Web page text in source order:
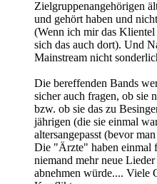
Zielgruppenangehörigen
und gehört haben und
(Wenn ich mir das
sich das auch dort). Und
Mainstream nicht
Die bereffenden Bands
sicher auch fragen, ob sie
bzw. ob sie das zu
jährigen (die sie einmal
altersangepasst (bevor
Die "Ärzte" haben einmal
niemand mehr neue
abnehmen würde.... Viele